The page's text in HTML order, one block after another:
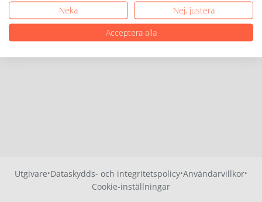
Utgivare·Dataskydds- och integritetspolicy·Användarvillkor·
Cookie-inställningar
Neka
Nej, justera
Acceptera alla